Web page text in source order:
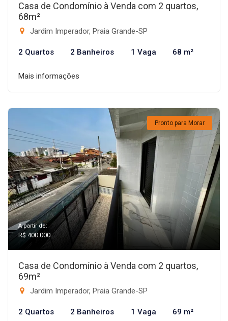
Casa de Condomínio à Venda com 2 quartos,
68m²
Jardim Imperador, Praia Grande-SP
2 Quartos 2 Banheiros 1 Vaga 68 m²
Mais informações
Pronto para Morar
A partir de:
R$ 400.000
Casa de Condomínio à Venda com 2 quartos,
69m²
Jardim Imperador, Praia Grande-SP
2 Quartos 2 Banheiros 1 Vaga 69 m²